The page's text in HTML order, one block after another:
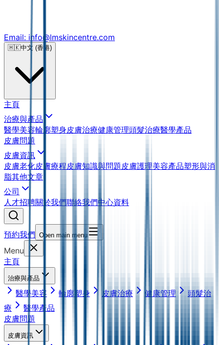
Email: info@lmskincentre.com
🇭🇰中文 (香港)
主頁
治療與產品
醫學美容輪廓塑身皮膚治療健康管理頭髮治療醫學產品
皮膚問題
皮膚資訊
皮膚老化皮膚療程皮膚知識與問題皮膚護理美容產品塑形與消
脂其他文章
公司
人才招聘關於我們聯絡我們中心資料
預約我們 Open main menu
Menu
主頁
治療與產品
醫學美容 輪廓塑身 皮膚治療 健康管理
頭髮治
療
醫學產品
皮膚問題
皮膚資訊